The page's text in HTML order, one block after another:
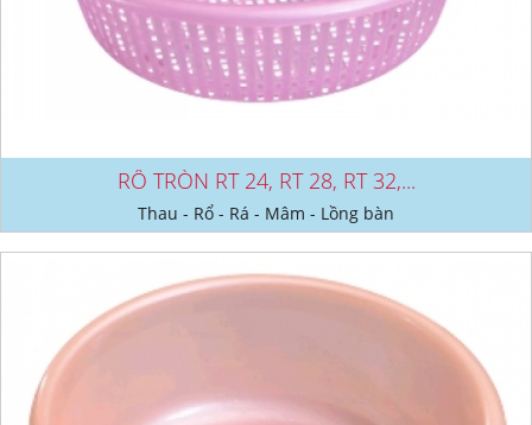
RỔ TRÒN RT 24, RT 28, RT 32,...
Thau - Rổ - Rá - Mâm - Lồng bàn